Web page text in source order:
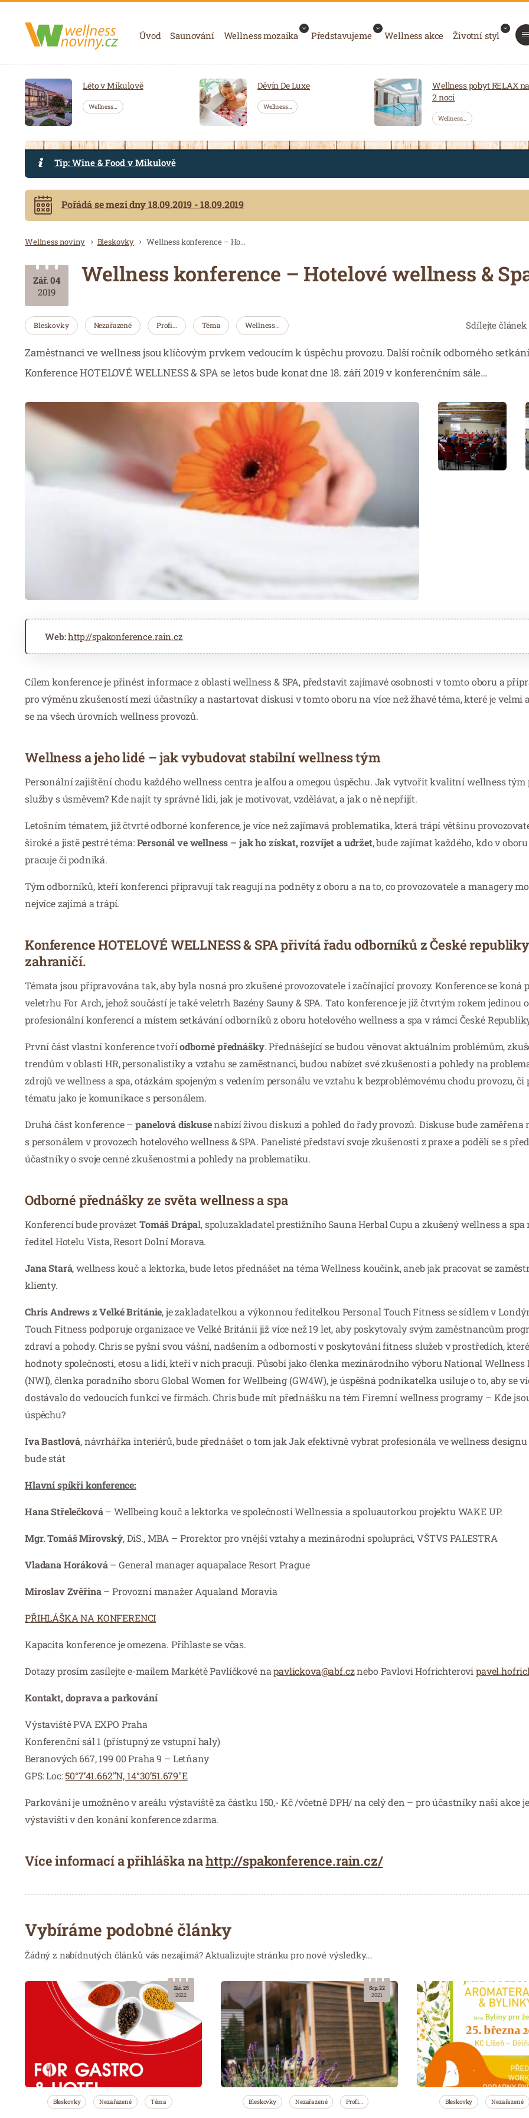
Navigace
Úvod Saunování Wellness mozaika Představujeme Wellness akce Životní styl
Léto v Mikulově
Wellness…
Děvín De Luxe
Wellness…
Wellness pobyt RELAX na
2 noci
Wellness…
Tip: Wine & Food v Mikulově
Pořádá se mezi dny 18.09.2019 - 18.09.2019
Drobečková navigace
Wellness noviny Bleskovky Wellness konference – Hotelové wellness & Spa
Zář. 04
2019
Wellness konference – Hotelové wellness &
Sdílejte článek
Bleskovky Nezařazené Profi… Téma Wellness…
Zaměstnanci ve wellness jsou klíčovým prvkem vedoucím k úspěchu provozu. Další ročník odborného setkání
Konference HOTELOVÉ WELLNESS & SPA se letos bude konat dne 18. září 2019 v konferenčním sále…
Web:http://spakonference.rain.cz
Cílem konference je přinést informace z oblasti wellness & SPA, představit zajímavé osobnosti v tomto oboru a
pro výměnu zkušeností mezi účastníky a nastartovat diskusi v tomto oboru na více než žhavé téma, které je velmi
se na všech úrovních wellness provozů.
Wellness a jeho lidé – jak vybudovat stabilní wellness tým
Personální zajištění chodu každého wellness centra je alfou a omegou úspěchu. Jak vytvořit kvalitní wellness
služby s úsměvem? Kde najít ty správné lidi, jak je motivovat, vzdělávat, a jak o ně nepřijít.
Letošním tématem, již čtvrté odborné konference, je více než zajímavá problematika, která trápí většinu
široké a jistě pestré téma:Personál ve wellness – jak ho získat, rozvíjet a udržet, bude zajímat každého, kdo v
pracuje či podniká.
Tým odborníků, kteří konferenci připravují tak reagují na podněty z oboru a na to, co provozovatele a managery
nejvíce zajímá a trápí.
Konference HOTELOVÉ WELLNESS & SPA přivítá řadu odborníků z České
zahraničí.
Témata jsou připravována tak, aby byla nosná pro zkušené provozovatele i začínající provozy. Konference se koná
veletrhu For Arch, jehož součástí je také veletrh Bazény Sauny & SPA. Tato konference je již čtvrtým rokem jedinou
profesionální konferencí a místem setkávání odborníků z oboru hotelového wellness a spa v rámci České
První část vlastní konference tvoříodborné přednášky. Přednášející se budou věnovat aktuálním problémům,
trendům v oblasti HR, personalistiky a vztahu se zaměstnanci, budou nabízet své zkušenosti a pohledy na
zdrojů ve wellness a spa, otázkám spojeným s vedením personálu ve vztahu k bezproblémovému chodu provozu, či
tématu jako je komunikace s personálem.
Druhá část konference –panelová diskusenabízí živou diskuzi a pohled do řady provozů. Diskuse bude zaměřena
s personálem v provozech hotelového wellness & SPA. Panelisté představí svoje zkušenosti z praxe a podělí se s
účastníky o svoje cenné zkušenostmi a pohledy na problematiku.
Odborné přednášky ze světa wellness a spa
Konferencí bude provázet Tomáš Drápal, spoluzakladatel prestižního Sauna Herbal Cupu a zkušený wellness a spa
ředitel Hotelu Vista, Resort Dolní Morava.
Jana Stará, wellness kouč a lektorka, bude letos přednášet na téma Wellness koučink, aneb jak pracovat se
klienty.
Chris Andrews z Velké Británie, je zakladatelkou a výkonnou ředitelkou Personal Touch Fitness se sídlem v
Touch Fitness podporuje organizace ve Velké Británii již více než 19 let, aby poskytovaly svým zaměstnancům
zdraví a pohody. Chris se pyšní svou vášní, nadšením a odborností v poskytování fitness služeb v prostředích,
hodnoty společnosti, etosu a lidí, kteří v nich pracují. Působí jako členka mezinárodního výboru National
(NWI), členka poradního sboru Global Women for Wellbeing (GW4W), je úspěšná podnikatelka usiluje o to, aby se
dostávalo do vedoucích funkcí ve firmách. Chris bude mít přednášku na tém Firemní wellness programy – Kde
úspěchu?
Iva Bastlová, návrhářka interiérů, bude přednášet o tom jak Jak efektivně vybrat profesionála ve wellness
bude stát
Hlavní spíkři konference:
Hana Střelečková– Wellbeing kouč a lektorka ve společnosti Wellnessia a spoluautorkou projektu WAKE UP.
Mgr. Tomáš Mirovský, DiS., MBA – Prorektor pro vnější vztahy a mezinárodní spolupráci, VŠTVS PALESTRA
Vladana Horáková– General manager aquapalace Resort Prague
Miroslav Zvěřina– Provozní manažer Aqualand Moravia
PŘIHLÁŠKA NA KONFERENCI
Kapacita konference je omezena. Přihlaste se včas.
Dotazy prosím zasílejte e-mailem Markétě Pavlíčkové napavlickova@abf.cznebo Pavlovi Hofrichterovi
Kontakt, doprava a parkování
Výstaviště PVA EXPO Praha
Konferenční sál 1 (přístupný ze vstupní haly)
Beranových 667, 199 00 Praha 9 – Letňany
GPS: Loc:50°7’41.662″N, 14°30’51.679″E
Parkování je umožněno v areálu výstaviště za částku 150,- Kč /včetně DPH/ na celý den – pro účastníky naší akce
výstavišti v den konání konference zdarma.
Více informací a přihláška nahttp://spakonference.rain.cz/
Vybíráme podobné články
Žádný z nabídnutých článků vás nezajímá? Aktualizujte stránku pro nové výsledky...
Bleskovky Nezařazené Téma
Zář. 25
2022
Bleskovky Nezařazené Profi…
Srp. 22
2021
Bleskovky Nezařazené